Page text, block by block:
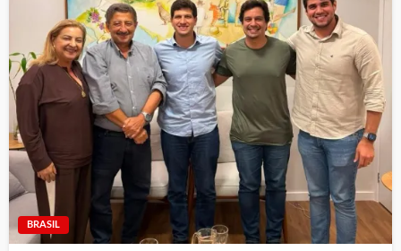
BRASIL